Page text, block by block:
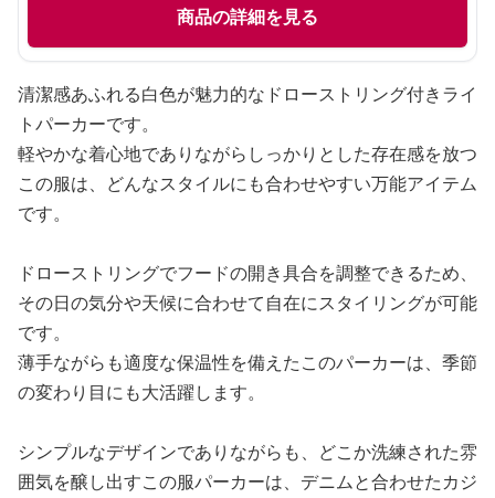
商品の詳細を見る
清潔感あふれる白色が魅力的なドローストリング付きライ
トパーカーです。
軽やかな着心地でありながらしっかりとした存在感を放つ
この服は、どんなスタイルにも合わせやすい万能アイテム
です。
ドローストリングでフードの開き具合を調整できるため、
その日の気分や天候に合わせて自在にスタイリングが可能
です。
薄手ながらも適度な保温性を備えたこのパーカーは、季節
の変わり目にも大活躍します。
シンプルなデザインでありながらも、どこか洗練された雰
囲気を醸し出すこの服パーカーは、デニムと合わせたカジ